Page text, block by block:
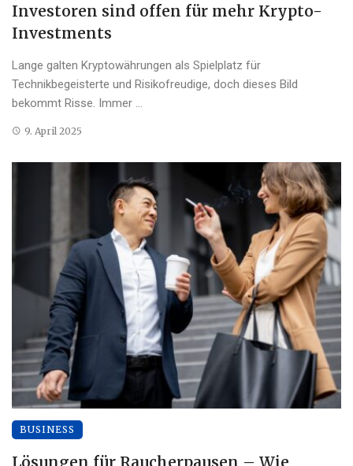
Investoren sind offen für mehr Krypto-
Investments
Lange galten Kryptowährungen als Spielplatz für
Technikbegeisterte und Risikofreudige, doch dieses Bild
bekommt Risse. Immer ...
9. April 2025
BUSINESS
Lösungen für Raucherpausen – Wie